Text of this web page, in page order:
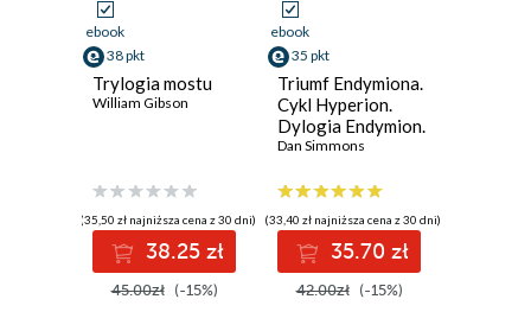
ebook
38 pkt
Trylogia mostu
William Gibson
(35,50 zł najniższa cena z 30 dni)
38.25 zł
45.00zł (-15%)
ebook
35 pkt
Triumf Endymiona.
Cykl Hyperion.
Dylogia Endymion.
Tom 4
Dan Simmons
(33,40 zł najniższa cena z 30 dni)
35.70 zł
42.00zł (-15%)